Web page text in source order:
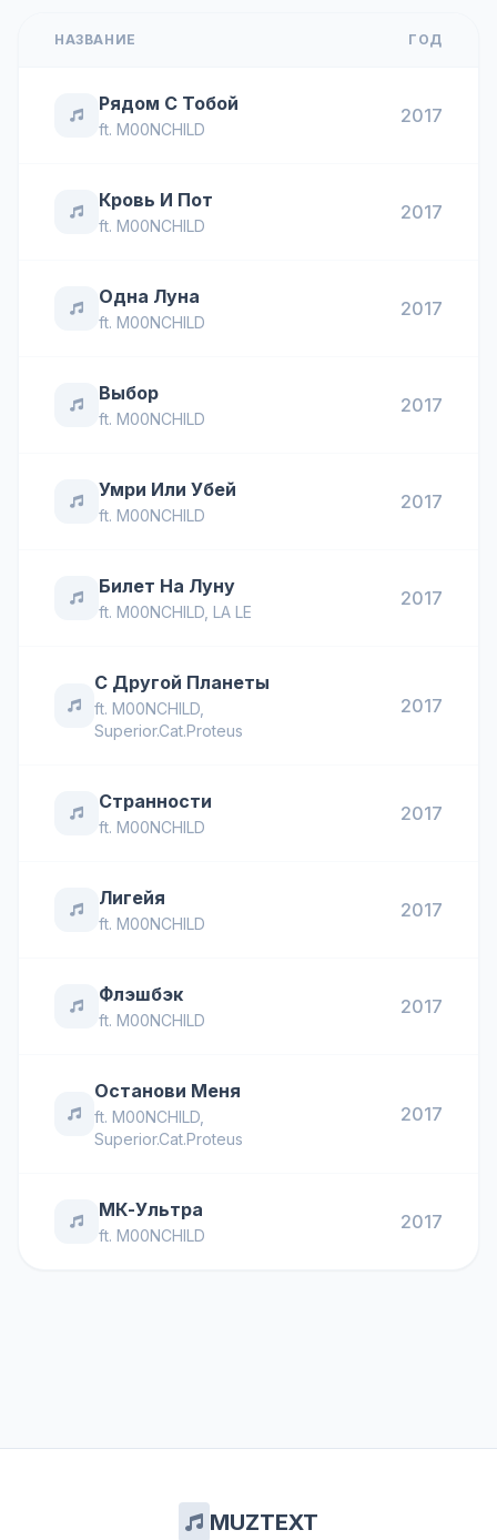
НАЗВАНИЕ ГОД
Рядом С Тобой
ft. M00NCHILD
2017
Кровь И Пот
ft. M00NCHILD
2017
Одна Луна
ft. M00NCHILD
2017
Выбор
ft. M00NCHILD
2017
Умри Или Убей
ft. M00NCHILD
2017
Билет На Луну
ft. M00NCHILD LA LE
2017
С Другой Планеты
ft. M00NCHILD,
Superior.Cat.Proteus
2017
Странности
ft. M00NCHILD
2017
Лигейя
ft. M00NCHILD
2017
Флэшбэк
ft. M00NCHILD
2017
Останови Меня
ft. M00NCHILD,
Superior.Cat.Proteus
2017
МК-Ультра
ft. M00NCHILD
2017
MUZTEXT